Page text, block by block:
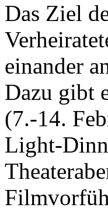
Das Ziel
einander
Dazu gibt
(7.-14.
Light-